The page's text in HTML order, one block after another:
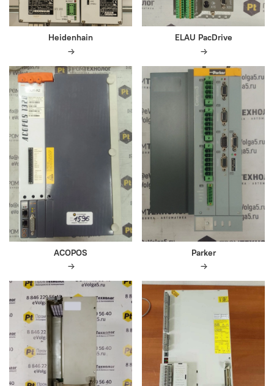
Heidenhain ELAU PacDrive
ACOPOS Parker